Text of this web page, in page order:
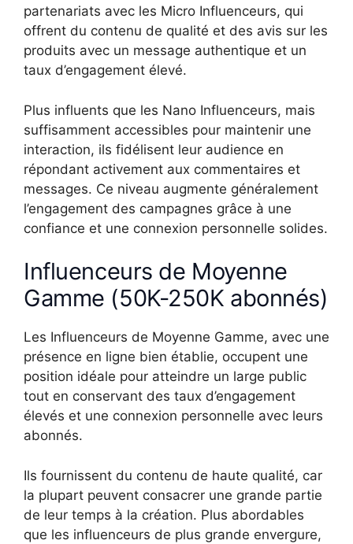
partenariats avec les Micro Influenceurs, qui
offrent du contenu de qualité et des avis sur les
produits avec un message authentique et un
taux d’engagement élevé.
Plus influents que les Nano Influenceurs, mais
suffisamment accessibles pour maintenir une
interaction, ils fidélisent leur audience en
répondant activement aux commentaires et
messages. Ce niveau augmente généralement
l’engagement des campagnes grâce à une
confiance et une connexion personnelle solides.
Influenceurs de Moyenne
Gamme (50K-250K abonnés)
Les Influenceurs de Moyenne Gamme, avec une
présence en ligne bien établie, occupent une
position idéale pour atteindre un large public
tout en conservant des taux d’engagement
élevés et une connexion personnelle avec leurs
abonnés.
Ils fournissent du contenu de haute qualité, car
la plupart peuvent consacrer une grande partie
de leur temps à la création. Plus abordables
que les influenceurs de plus grande envergure,